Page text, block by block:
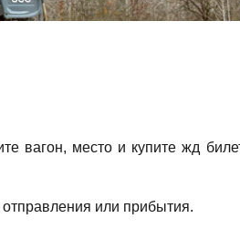
вагон, место и купите жд
или прибытия.